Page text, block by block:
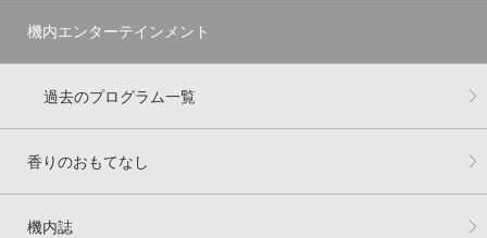
機内エンターテインメント
過去のプログラム一覧
香りのおもてなし
機内誌